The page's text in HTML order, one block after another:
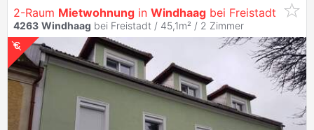
2-Raum Mietwohnung in Windhaag bei Freistadt
4263 Windhaag bei Freistadt / 45,1m² / 2 Zimmer